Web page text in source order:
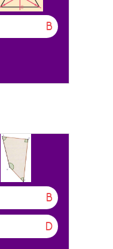
B
B
D